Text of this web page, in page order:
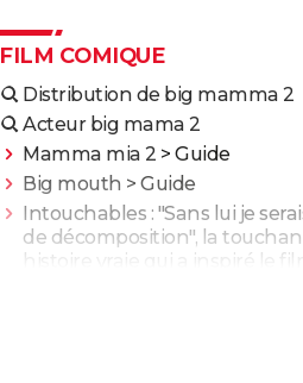
FILM COMIQUE
Distribution de big mamma 2
Acteur big mama 2
Mamma mia 2 > Guide
Big mouth > Guide
Intouchables : "Sans lui je
de décomposition", la
histoire vraie qui a inspiré le